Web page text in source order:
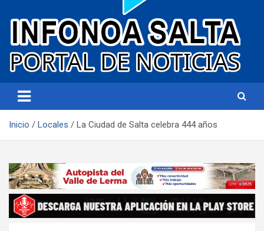
Infonoa Salta
Inicio Locales La Ciudad de Salta celebra 444 años